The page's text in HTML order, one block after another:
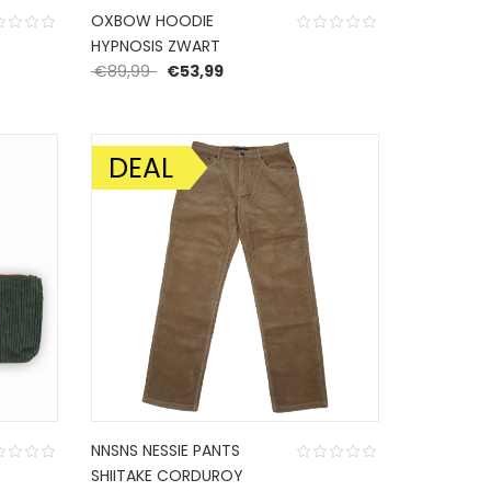
€84,99.
OXBOW HOODIE
HYPNOSIS ZWART
€89,99 Oorspronkelijke prijs was: €89,99.
€53,99
AANBIEDING!
DEAL
NNSNS NESSIE PANTS
SHIITAKE CORDUROY